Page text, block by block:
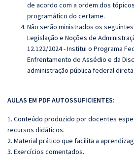
de acordo com a ordem dos
programático do certame.
Não serão ministrados os
Legislação e Noções de
12.122/2024 - Institui o Programa
Enfrentamento do Assédio e da
administração pública federal
AULAS EM PDF AUTOSSUFICIENTES:
1. Conteúdo produzido por docentes
recursos didáticos.
2. Material prático que facilita a
3. Exercícios comentados.